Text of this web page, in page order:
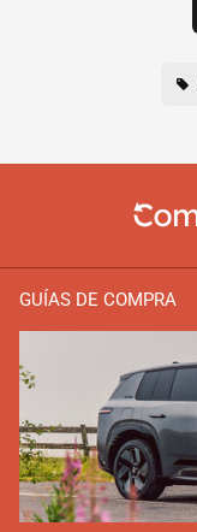
GUÍAS DE COMPRA